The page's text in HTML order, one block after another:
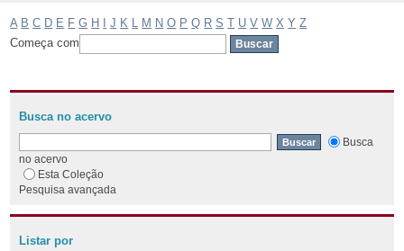
A B C D E F G H J K M N O P Q R S T U V W X Y Z
Começa com
Busca no acervo
Busca
no acervo
Esta Coleção
Pesquisa avançada
Listar por